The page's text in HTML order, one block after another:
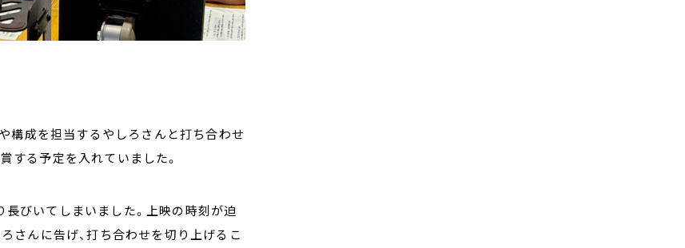
構成を担当するやしろさんと打ち合わせ
する予定を入れていました。
長びいてしまいました。上映の時刻が迫
ろさんに告げ、打ち合わせを切り上げるこ